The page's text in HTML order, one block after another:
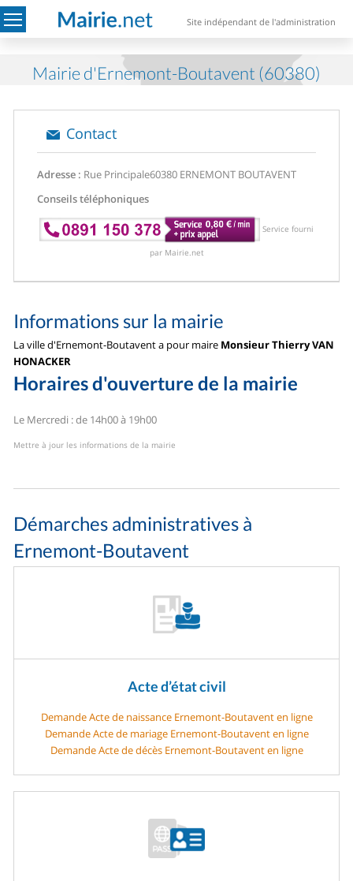
Site indépendant de l'administration
Mairie d'Ernemont-Boutavent (60380)
Contact
Adresse : Rue Principale60380 ERNEMONT BOUTAVENT
Conseils téléphoniques
Service fourni
par Mairie.net
Informations sur la mairie
La ville d'Ernemont-Boutavent a pour maire Monsieur Thierry VAN
HONACKER
Horaires d'ouverture de la mairie
Le Mercredi : de 14h00 à 19h00
Mettre à jour les informations de la mairie
Démarches administratives à
Ernemont-Boutavent
Acte d’état civil
Demande Acte de naissance Ernemont-Boutavent en ligne
Demande Acte de mariage Ernemont-Boutavent en ligne
Demande Acte de décès Ernemont-Boutavent en ligne